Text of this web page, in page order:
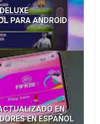
PARA ANDROID
EN
EN ESPAÑOL